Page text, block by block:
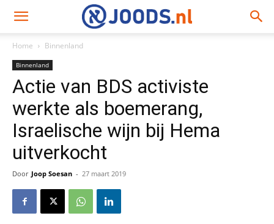
Home Binnenland
Binnenland
Actie van BDS activiste
werkte als boemerang,
Israelische wijn bij Hema
uitverkocht
Door Joop Soesan - 27 maart 2019